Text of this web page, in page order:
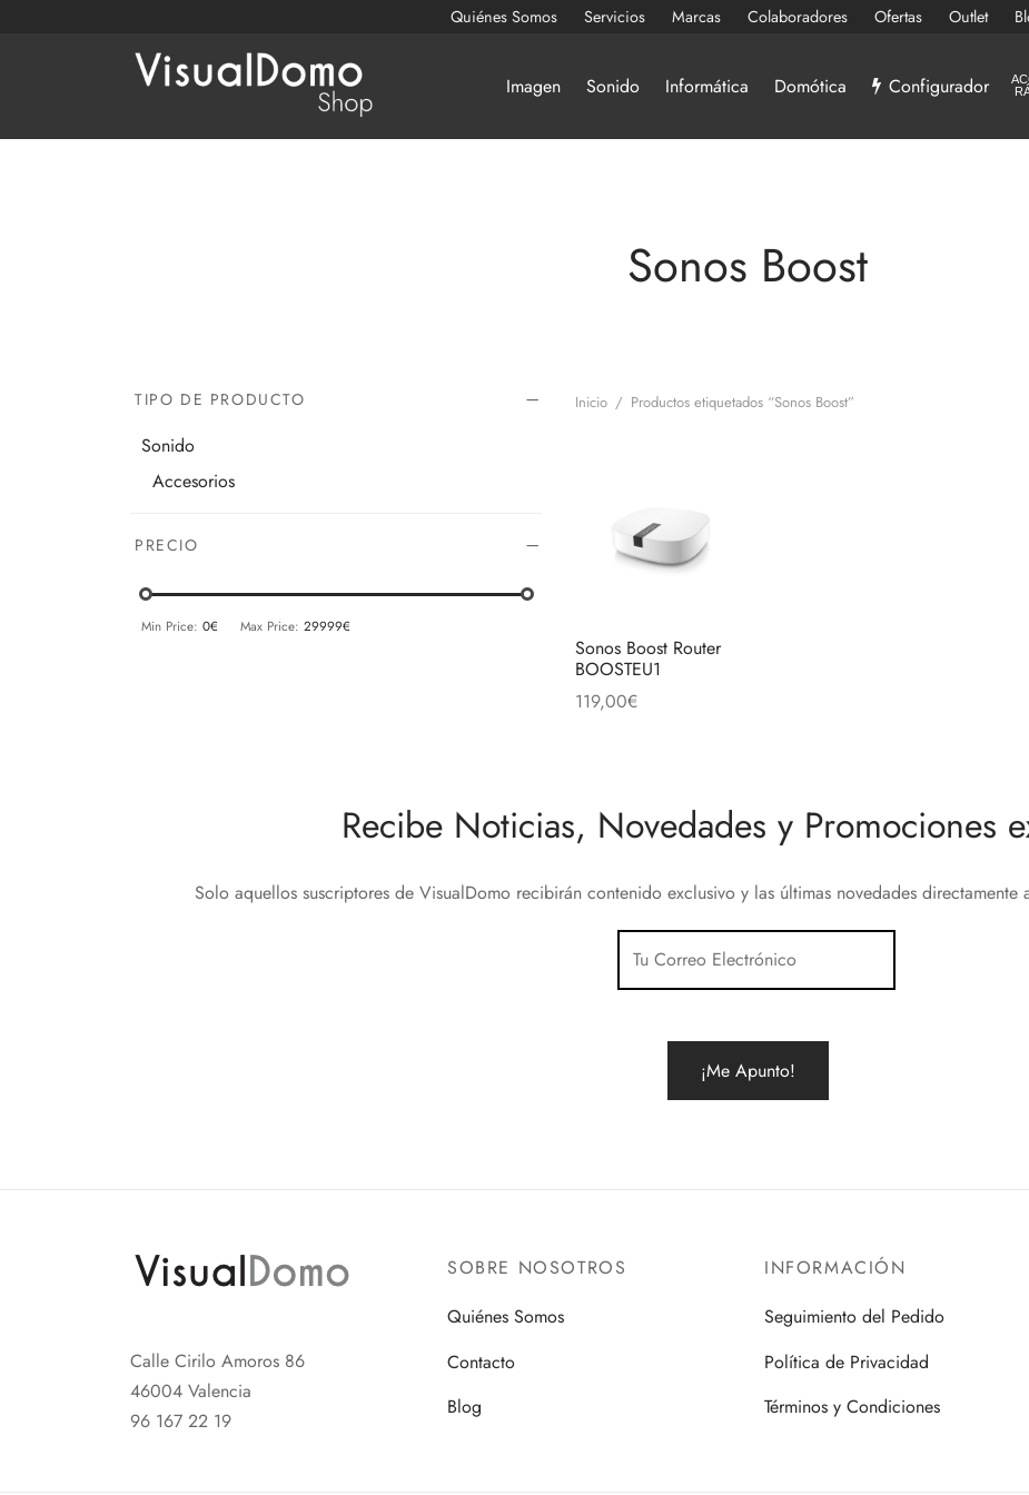
Quiénes Somos Servicios Marcas Colaboradores Ofertas Outlet
Imagen Sonido Informática Domótica Configurador AC
Sonos Boost
TIPO DE PRODUCTO
Sonido
Accesorios
PRECIO
Min Price: 0€ Max Price: 29999€
Inicio / Productos etiquetados “Sonos Boost”
Sonos Boost Router
BOOSTEU1
119,00€
Recibe Noticias, Novedades y Promociones
Solo aquellos suscriptores de VisualDomo recibirán contenido exclusivo y las últimas novedades directamente
Calle Cirilo Amoros 86
46004 Valencia
96 167 22 19
SOBRE NOSOTROS
Quiénes Somos
Contacto
Blog
INFORMACIÓN
Seguimiento del Pedido
Política de Privacidad
Términos y Condiciones